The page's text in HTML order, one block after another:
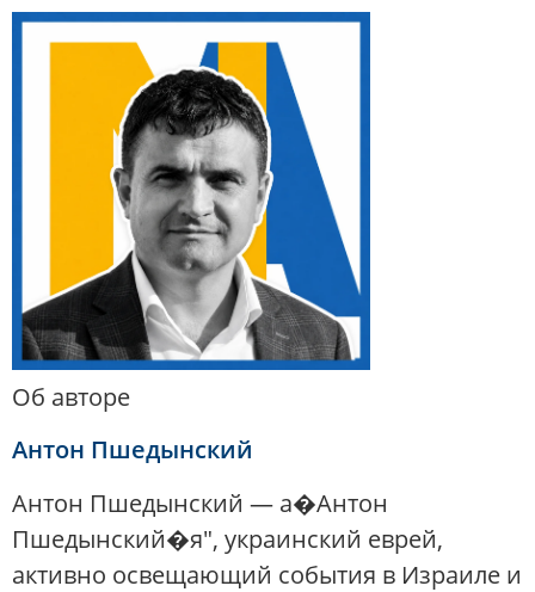
Об авторе
Антон Пшедынский
Антон Пшедынский — а�Антон
Пшедынский�я", украинский еврей,
активно освещающий события в Израиле и